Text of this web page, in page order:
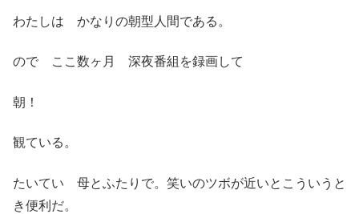
わたしは かなりの朝型人間である。
ので ここ数ヶ月 深夜番組を録画して
朝！
観ている。
たいてい 母とふたりで。笑いのツボが近いとこういうと
き便利だ。